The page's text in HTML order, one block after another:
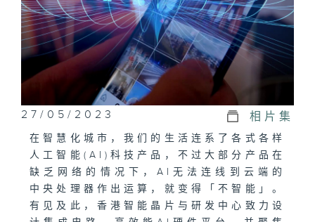
27/05/2023 相片集
在智慧化城市，我们的生活连系了各式各样
人工智能(AI)科技产品，不过大部分产品在
缺乏网络的情况下，AI无法连线到云端的
中央处理器作出运算，就变得「不智能」。
有见及此，香港智能晶片与研发中心致力设